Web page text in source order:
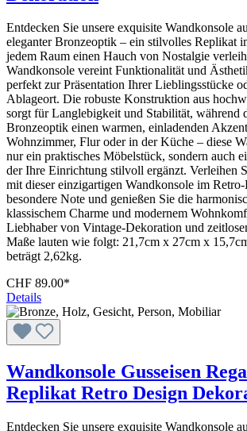
Entdecken Sie unsere exquisite Wandkonsole
eleganter Bronzeoptik – ein stilvolles Replikat
jedem Raum einen Hauch von Nostalgie
Wandkonsole vereint Funktionalität und
perfekt zur Präsentation Ihrer Lieblingsstücke
Ablageort. Die robuste Konstruktion aus
sorgt für Langlebigkeit und Stabilität, während
Bronzeoptik einen warmen, einladenden
Wohnzimmer, Flur oder in der Küche – diese
nur ein praktisches Möbelstück, sondern auch
der Ihre Einrichtung stilvoll ergänzt. Verleihen
mit dieser einzigartigen Wandkonsole im
besondere Note und genießen Sie die
klassischem Charme und modernem
Liebhaber von Vintage-Dekoration und
Maße lauten wie folgt: 21,7cm x 27cm x
beträgt 2,62kg.
CHF 89.00*
Details
Wandkonsole Gusseisen
Replikat Retro Design
Entdecken Sie unsere exquisite Wandkonsole